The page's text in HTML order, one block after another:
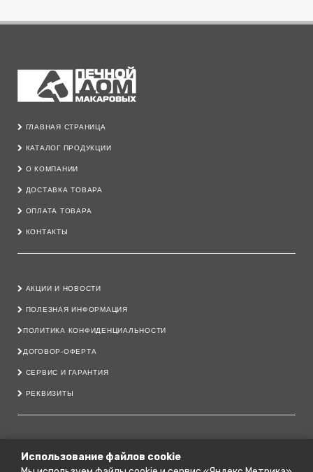
ГЛАВНАЯ СТРАНИЦА
КАТАЛОГ ПРОДУКЦИИ
О КОМПАНИИ
ДОСТАВКА ТОВАРА
ОПЛАТА ТОВАРА
КОНТАКТЫ
АКЦИИ И НОВОСТИ
ПОЛЕЗНАЯ ИНФОРМАЦИЯ
ПОЛИТИКА КОНФИДЕНЦИАЛЬНОСТИ
ДОГОВОР-ОФЕРТА
СЕРВИС И ГАРАНТИЯ
РЕКВИЗИТЫ
Использование файлов cookie